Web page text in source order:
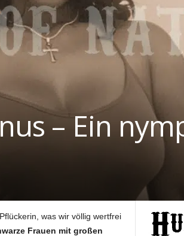
– Ein
was wir völlig wertfrei
Frauen mit großen